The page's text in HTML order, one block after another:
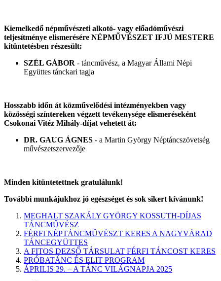
Kiemelkedő népművészeti alkotó- vagy előadóművészi
teljesítménye elismerésére NÉPMŰVÉSZET IFJÚ MESTERE
kitüntetésben részesült:
SZÉL GÁBOR - táncművész, a Magyar Állami Népi
Együttes tánckari tagja
Hosszabb időn át közművelődési intézményekben vagy
közösségi színtereken végzett tevékenysége elismeréseként
Csokonai Vitéz Mihály-díjat vehetett át:
DR. GAUG ÁGNES - a Martin György Néptáncszövetség
művészetszervezője
Minden kitüntetettnek gratulálunk!
További munkájukhoz jó egészséget és sok sikert kívánunk!
MEGHALT SZAKÁLY GYÖRGY KOSSUTH-DÍJAS
TÁNCMŰVÉSZ
FÉRFI NÉPTÁNCMŰVÉSZT KERES A NAGYVÁRAD
TÁNCEGYÜTTES
A FITOS DEZSŐ TÁRSULAT FÉRFI TÁNCOST KERES
PRÓBATÁNC ÉS ELIT PROGRAM
ÁPRILIS 29. – A TÁNC VILÁGNAPJA 2025